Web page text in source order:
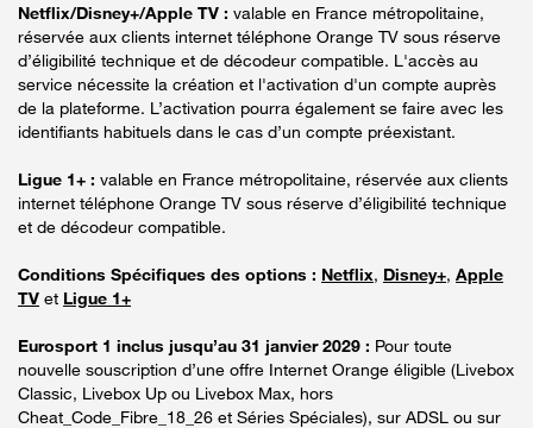
Netflix/Disney+/Apple TV : valable en France métropolitaine,
réservée aux clients internet téléphone Orange TV sous réserve
d’éligibilité technique et de décodeur compatible. L'accès au
service nécessite la création et l'activation d'un compte auprès
de la plateforme. L’activation pourra également se faire avec les
identifiants habituels dans le cas d’un compte préexistant.
Ligue 1+ : valable en France métropolitaine, réservée aux clients
internet téléphone Orange TV sous réserve d’éligibilité technique
et de décodeur compatible.
Conditions Spécifiques des options : Netflix, Disney+, Apple
TV et Ligue 1+
Eurosport 1 inclus jusqu’au 31 janvier 2029 : Pour toute
nouvelle souscription d’une offre Internet Orange éligible (Livebox
Classic, Livebox Up ou Livebox Max, hors
Cheat_Code_Fibre_18_26 et Séries Spéciales), sur ADSL ou sur